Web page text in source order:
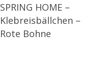
SPRING HOME –
Klebreisbällchen –
Rote Bohne